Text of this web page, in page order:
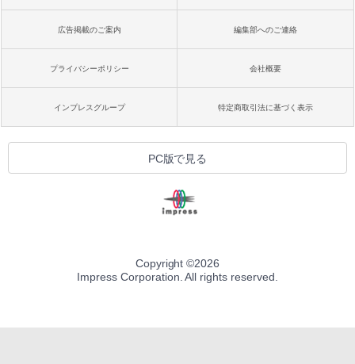
広告掲載のご案内 編集部へのご連絡
プライバシーポリシー 会社概要
インプレスグループ 特定商取引法に基づく表示
PC版で見る
Copyright ©2026
Impress Corporation. All rights reserved.